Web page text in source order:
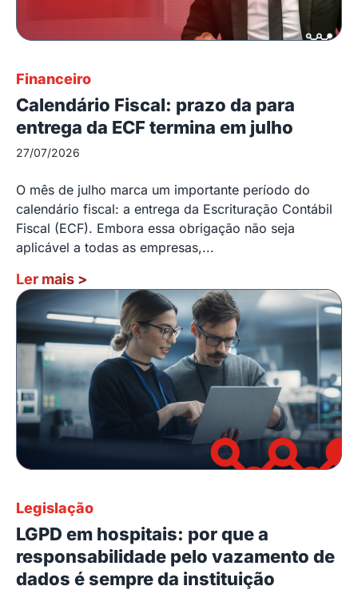
Financeiro
Calendário Fiscal: prazo da para
entrega da ECF termina em julho
27/07/2026
O mês de julho marca um importante período do
calendário fiscal: a entrega da Escrituração Contábil
Fiscal (ECF). Embora essa obrigação não seja
aplicável a todas as empresas,...
Ler mais >
Legislação
LGPD em hospitais: por que a
responsabilidade pelo vazamento de
dados é sempre da instituição